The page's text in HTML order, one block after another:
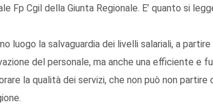
Fp Cgil della Giunta Regionale. E’ quanto si
luogo la salvaguardia dei livelli salariali, a
del personale, ma anche una efficiente e
la qualità dei servizi, che non può non partire